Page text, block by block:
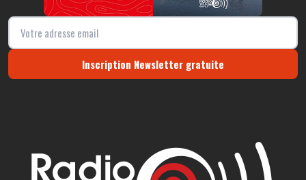
Inscription Newsletter gratuite